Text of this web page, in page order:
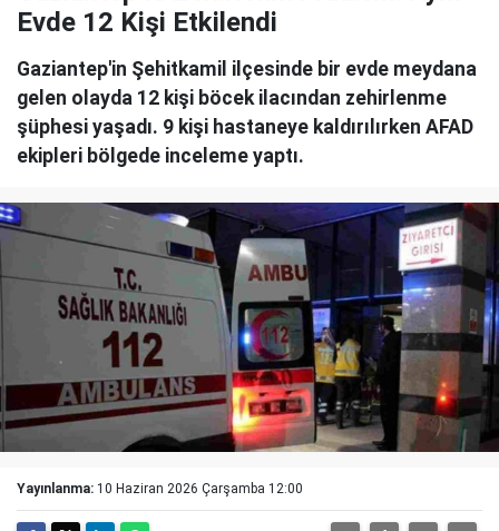
Evde 12 Kişi Etkilendi
Gaziantep'in Şehitkamil ilçesinde bir evde meydana
gelen olayda 12 kişi böcek ilacından zehirlenme
şüphesi yaşadı. 9 kişi hastaneye kaldırılırken AFAD
ekipleri bölgede inceleme yaptı.
Yayınlanma: 10 Haziran 2026 Çarşamba 12:00